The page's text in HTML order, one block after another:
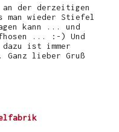
der derzeitigen
man wieder Stiefel
kann ... und
... :-) Und
ist immer
Ganz lieber Gruß